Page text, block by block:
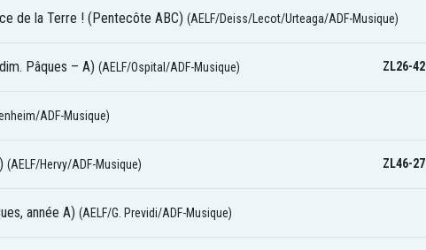
de la Terre ! (Pentecôte ABC) (AELF/Deiss/Lecot/Urteaga/ADF-Musique)
Pâques – A) (AELF/Ospital/ADF-Musique) ZL26-42
ADF-Musique)
(AELF/Hervy/ADF-Musique) ZL46-27
année A) (AELF/G. Previdi/ADF-Musique)